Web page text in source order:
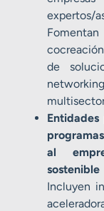
expertos/
de
networking
al
sostenible
Incluyen